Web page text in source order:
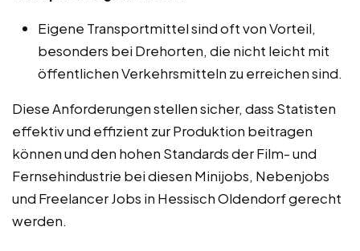
Eigene Transportmittel sind oft von Vorteil,
besonders bei Drehorten, die nicht leicht mit
öffentlichen Verkehrsmitteln zu erreichen sind.
Diese Anforderungen stellen sicher, dass Statisten
effektiv und effizient zur Produktion beitragen
können und den hohen Standards der Film- und
Fernsehindustrie bei diesen Minijobs, Nebenjobs
und Freelancer Jobs in Hessisch Oldendorf gerecht
werden.